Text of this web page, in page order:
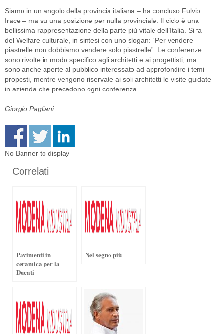
Siamo in un angolo della provincia italiana – ha concluso Fulvio
Irace – ma su una posizione per nulla provinciale. Il ciclo è una
bellissima rappresentazione della parte più vitale dell’Italia. Si fa
del Welfare culturale, in sintesi con uno slogan: “Per vendere
piastrelle non dobbiamo vendere solo piastrelle”. Le conferenze
sono rivolte in modo specifico agli architetti e ai progettisti, ma
sono anche aperte al pubblico interessato ad approfondire i temi
proposti, mentre vengono riservate ai soli architetti le visite guidate
in azienda che precedono ogni conferenza.
Giorgio Pagliani
No Banner to display
Correlati
Pavimenti in
ceramica per la
Ducati
Nel segno più